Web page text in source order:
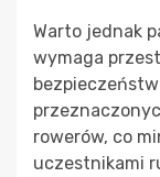
Warto jednak
wymaga
rowerów, co
uczestnikami